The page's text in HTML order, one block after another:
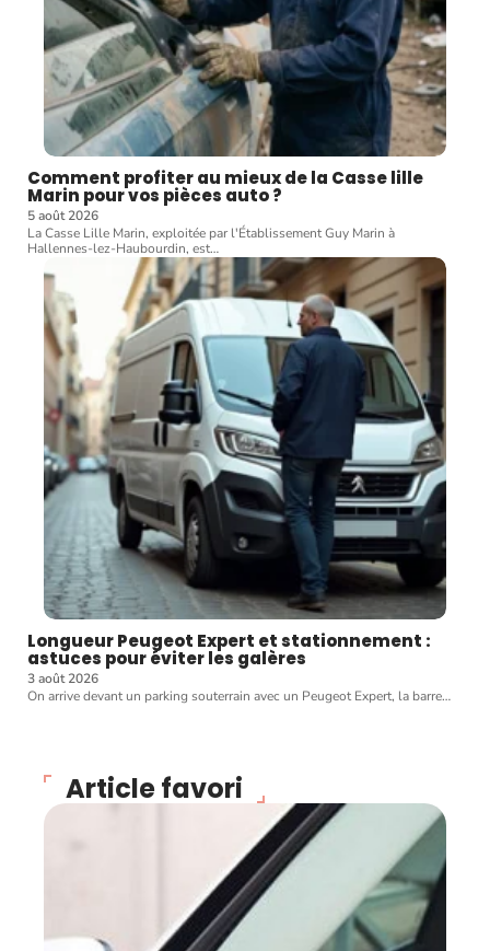
Comment profiter au mieux de la Casse lille
Marin pour vos pièces auto ?
5 août 2026
La Casse Lille Marin, exploitée par l'Établissement Guy Marin à
Hallennes-lez-Haubourdin, est…
Longueur Peugeot Expert et stationnement :
astuces pour éviter les galères
3 août 2026
On arrive devant un parking souterrain avec un Peugeot Expert, la barre…
Article favori